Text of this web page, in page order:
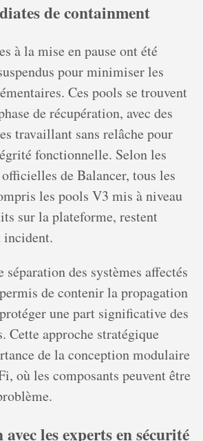
de containment
à la mise en pause ont été
pour minimiser les
Ces pools se trouvent
de récupération, avec des
travaillant sans relâche pour
fonctionnelle. Selon les
de Balancer, tous les
les pools V3 mis à niveau
sur la plateforme, restent
incident.
des systèmes affectés
de contenir la propagation
une part significative des
Cette approche stratégique
de la conception modulaire
où les composants peuvent être
les experts en sécurité